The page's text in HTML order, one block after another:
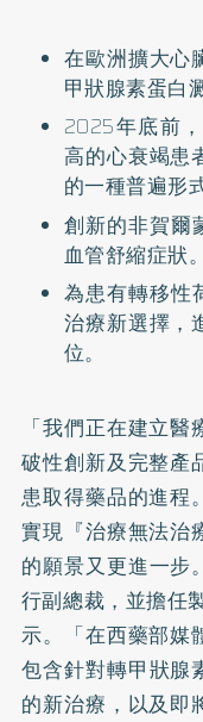
在歐洲擴大心
甲狀腺素蛋白
2025年底前
高的心衰竭患
的一種普遍形式
創新的非賀爾
血管舒縮症狀。
為患有轉移性
治療新選擇，
位。
「我們正在建立醫
破性創新及完整產
患取得藥品的進程
實現『治療無法治
的願景又更進一步
行副總裁， 並擔任
示。「在西藥部媒
包含針對轉甲狀腺
的新治療， 以及即